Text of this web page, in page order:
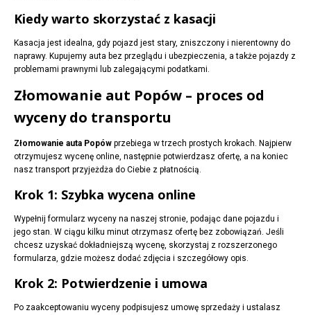
Kiedy warto skorzystać z kasacji
Kasacja jest idealna, gdy pojazd jest stary, zniszczony i nierentowny do
naprawy. Kupujemy auta bez przeglądu i ubezpieczenia, a także pojazdy z
problemami prawnymi lub zalegającymi podatkami.
Złomowanie aut Popów – proces od
wyceny do transportu
Złomowanie auta Popów przebiega w trzech prostych krokach. Najpierw
otrzymujesz wycenę online, następnie potwierdzasz ofertę, a na koniec
nasz transport przyjeżdża do Ciebie z płatnością.
Krok 1: Szybka wycena online
Wypełnij formularz wyceny na naszej stronie, podając dane pojazdu i
jego stan. W ciągu kilku minut otrzymasz ofertę bez zobowiązań. Jeśli
chcesz uzyskać dokładniejszą wycenę, skorzystaj z rozszerzonego
formularza, gdzie możesz dodać zdjęcia i szczegółowy opis.
Krok 2: Potwierdzenie i umowa
Po zaakceptowaniu wyceny podpisujesz umowę sprzedaży i ustalasz